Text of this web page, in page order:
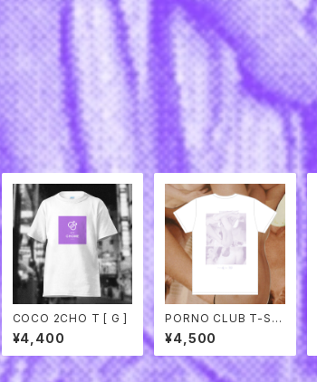
COCO 2CHO T [ G ]
¥4,400
PORNO CLUB T-SHI
RTS
¥4,500